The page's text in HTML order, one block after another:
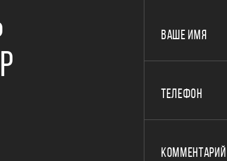
ВАШЕ ИМЯ
ТЕЛЕФОН
КОММЕНТАРИЙ